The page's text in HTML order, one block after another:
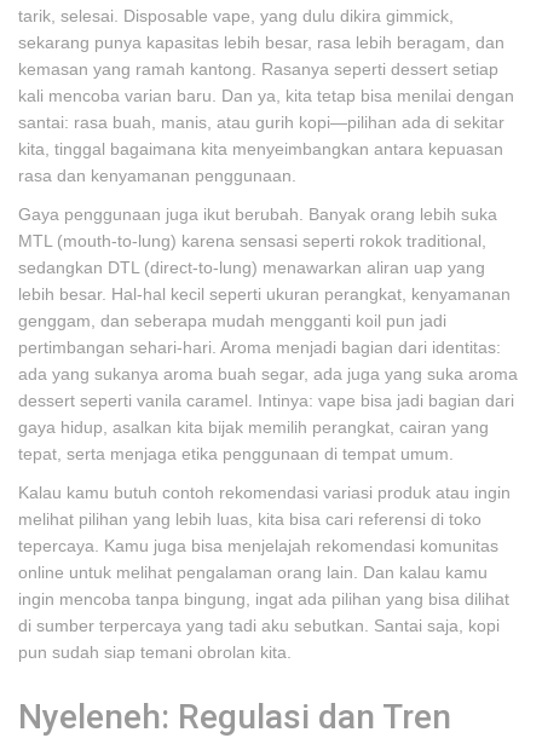
tarik, selesai. Disposable vape, yang dulu dikira gimmick,
sekarang punya kapasitas lebih besar, rasa lebih beragam, dan
kemasan yang ramah kantong. Rasanya seperti dessert setiap
kali mencoba varian baru. Dan ya, kita tetap bisa menilai dengan
santai: rasa buah, manis, atau gurih kopi—pilihan ada di sekitar
kita, tinggal bagaimana kita menyeimbangkan antara kepuasan
rasa dan kenyamanan penggunaan.
Gaya penggunaan juga ikut berubah. Banyak orang lebih suka
MTL (mouth-to-lung) karena sensasi seperti rokok traditional,
sedangkan DTL (direct-to-lung) menawarkan aliran uap yang
lebih besar. Hal-hal kecil seperti ukuran perangkat, kenyamanan
genggam, dan seberapa mudah mengganti koil pun jadi
pertimbangan sehari-hari. Aroma menjadi bagian dari identitas:
ada yang sukanya aroma buah segar, ada juga yang suka aroma
dessert seperti vanila caramel. Intinya: vape bisa jadi bagian dari
gaya hidup, asalkan kita bijak memilih perangkat, cairan yang
tepat, serta menjaga etika penggunaan di tempat umum.
Kalau kamu butuh contoh rekomendasi variasi produk atau ingin
melihat pilihan yang lebih luas, kita bisa cari referensi di toko
tepercaya. Kamu juga bisa menjelajah rekomendasi komunitas
online untuk melihat pengalaman orang lain. Dan kalau kamu
ingin mencoba tanpa bingung, ingat ada pilihan yang bisa dilihat
di sumber terpercaya yang tadi aku sebutkan. Santai saja, kopi
pun sudah siap temani obrolan kita.
Nyeleneh: Regulasi dan Tren